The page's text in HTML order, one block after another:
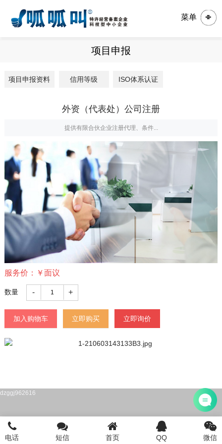
菜单
项目申报
项目申报资料 信用等级 ISO体系认证
外资（代表处）公司注册
提供有限合伙企业注册代理、条件...
服务价： ￥面议
数量 - +
加入购物车 立即购买 立即询价
首页 注册公司 电话咨询 添加微信 登陆/注册
电话 短信 首页 QQ 微信
dzggj962616